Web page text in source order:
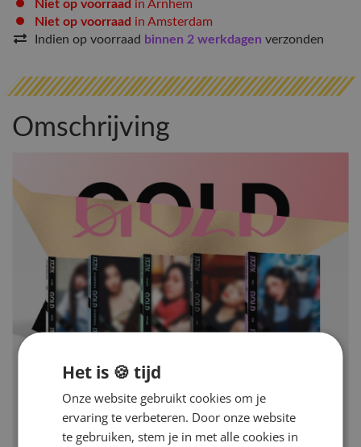
Niet op voorraad in Arnhem
Niet op voorraad in Amsterdam
Indien op voorraad binnen 2 werkdagen verzonden
Omschrijving
Het is 🍪 tijd
Onze website gebruikt cookies om je
ervaring te verbeteren. Door onze website
te gebruiken, stem je in met alle cookies in